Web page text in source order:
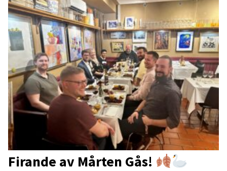
Firande av Mårten Gås!